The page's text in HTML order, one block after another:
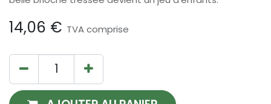
14,06 € TVA comprise